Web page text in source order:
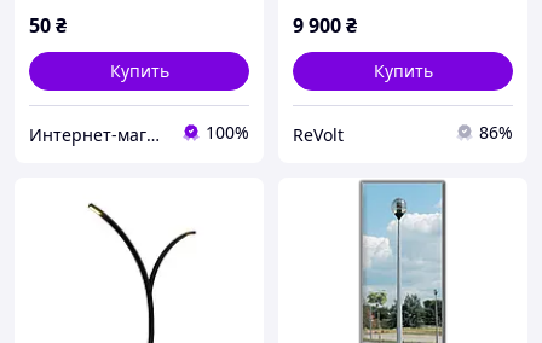
50₴
Купить
Интернет-магазин "Ledmyr" 100%
9 900₴
Купить
ReVolt 86%